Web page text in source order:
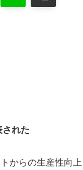
された
からの生産性向上